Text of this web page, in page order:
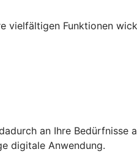
Funktionen
an Ihre Bedürfnisse
digitale Anwendung.